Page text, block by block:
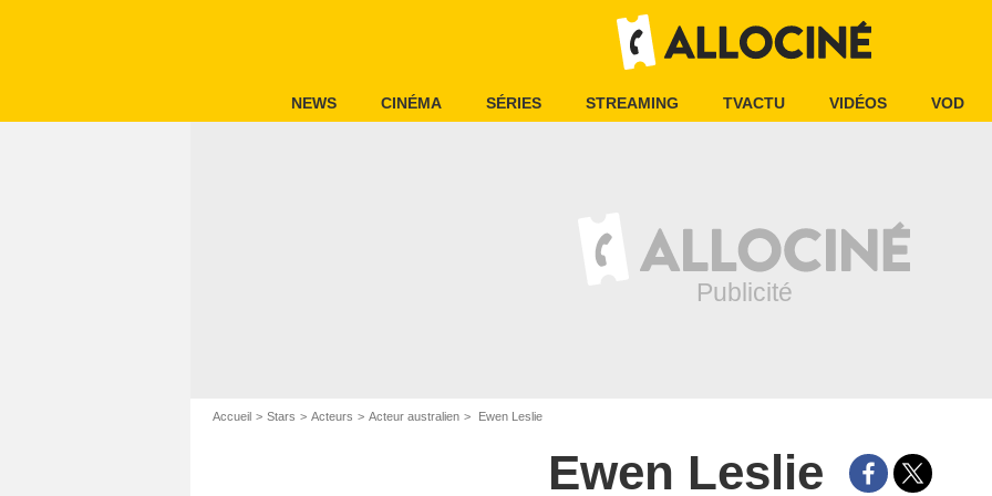
NEWS CINÉMA SÉRIES STREAMING TVACTU VIDÉOS VOD
Accueil Stars Acteurs Acteur australien Ewen Leslie
Ewen Leslie